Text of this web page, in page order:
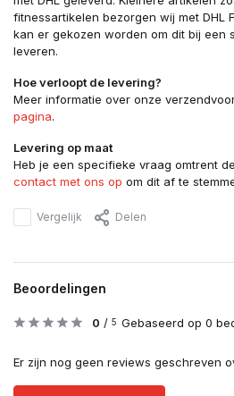
fitnessartikelen bezorgen wij met DHL
kan er gekozen worden om dit bij een
leveren.
Hoe verloopt de levering?
Meer informatie over onze
pagina.
Levering op maat
Heb je een specifieke vraag omtrent
contact met ons op om dit af te
Vergelijk Delen
Beoordelingen
0 / 5 Gebaseerd op 0
Er zijn nog geen reviews geschreven